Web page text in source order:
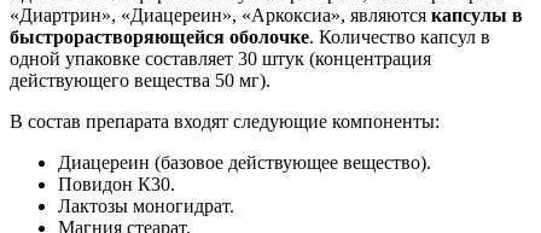
«Диартрин», «Диацереин», «Аркоксиа», являются капсулы в
быстрорастворяющейся оболочке. Количество капсул в
одной упаковке составляет 30 штук (концентрация
действующего вещества 50 мг).
В состав препарата входят следующие компоненты:
Диацереин (базовое действующее вещество).
Повидон К30.
Лактозы моногидрат.
Магния стеарат.